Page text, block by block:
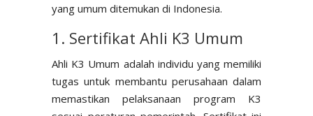
yang umum ditemukan di Indonesia.
1. Sertifikat Ahli K3 Umum
Ahli K3 Umum adalah individu yang memiliki
tugas untuk membantu perusahaan dalam
memastikan pelaksanaan program K3